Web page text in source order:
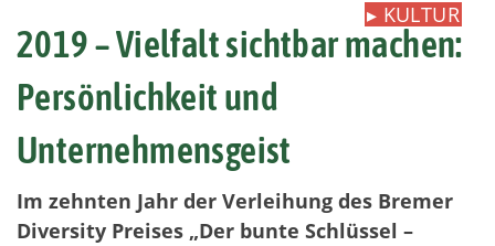
▸ KULTUR
2019 – Vielfalt sichtbar machen:
Persönlichkeit und
Unternehmensgeist
Im zehnten Jahr der Verleihung des Bremer
Diversity Preises „Der bunte Schlüssel –